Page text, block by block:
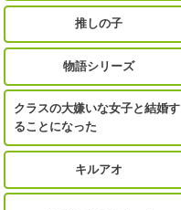
推しの子
物語シリーズ
クラスの大嫌いな女子と結婚す
ることになった
キルアオ